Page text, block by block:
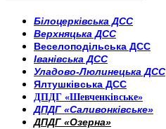
Білоцерківська ДСС
Верхняцька ДСС
Веселоподільська ДСС
Іванівська ДСС
Уладово-Люлинецька ДСС
Ялтушківська ДСС
ДПДГ «Шевченківське»
ДПДГ «Саливонківське»
ДПДГ «Озерна»